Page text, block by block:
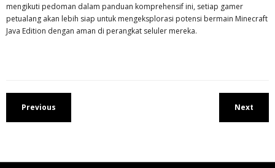
mengikuti pedoman dalam panduan komprehensif ini, setiap gamer
petualang akan lebih siap untuk mengeksplorasi potensi bermain Minecraft
Java Edition dengan aman di perangkat seluler mereka.
Previous Next